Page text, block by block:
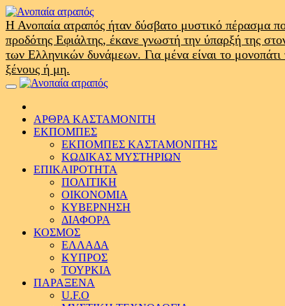
Skip
to
content
Η Ανοπαία ατραπός ήταν δύσβατο μυστικό πέρασμα
προδότης Εφιάλτης, έκανε γνωστή την ύπαρξή της
των Ελληνικών δυνάμεων. Για μένα είναι το
ξένους ή μη.
Primary
ΑΡΘΡΑ ΚΑΣΤΑΜΟΝΙΤΗ
ΕΚΠΟΜΠΕΣ
ΕΚΠΟΜΠΕΣ ΚΑΣΤΑΜΟΝΙΤΗΣ
ΚΩΔΙΚΑΣ ΜΥΣΤΗΡΙΩΝ
ΕΠΙΚΑΙΡΟΤΗΤΑ
ΠΟΛΙΤΙΚΗ
ΟΙΚΟΝΟΜΙΑ
ΚΥΒΕΡΝΗΣΗ
ΔΙΑΦΟΡΑ
ΚΟΣΜΟΣ
ΕΛΛΑΔΑ
ΚΥΠΡΟΣ
ΤΟΥΡΚΙΑ
ΠΑΡΑΞΕΝΑ
U.F.O